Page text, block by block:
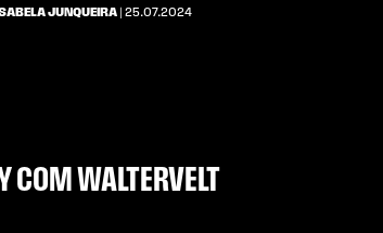
JUNQUEIRA | 25.07.2024
COM WALTERVELT